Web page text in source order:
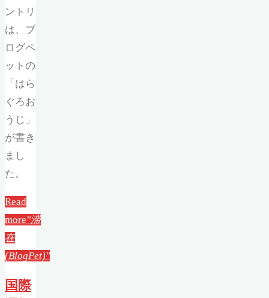
ントリ
は、ブ
ログペ
ットの
「はら
ぐろお
うじ」
が書き
まし
た。
Read
more"滞
在
(BlogPet)"
国際